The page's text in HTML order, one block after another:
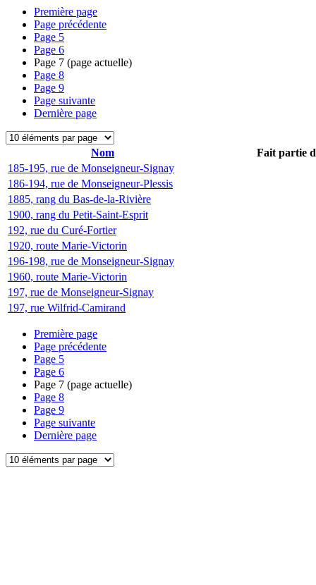
Première page
Page précédente
Page 5
Page 6
Page 7 (page actuelle)
Page 8
Page 9
Page suivante
Dernière page
Nom
Fait partie
185-195, rue de Monseigneur-Signay
186-194, rue de Monseigneur-Plessis
1885, rang du Bas-de-la-Rivière
1900, rang du Petit-Saint-Esprit
192, rue du Curé-Fortier
1920, route Marie-Victorin
196-198, rue de Monseigneur-Signay
1960, route Marie-Victorin
197, rue de Monseigneur-Signay
197, rue Wilfrid-Camirand
Première page
Page précédente
Page 5
Page 6
Page 7 (page actuelle)
Page 8
Page 9
Page suivante
Dernière page